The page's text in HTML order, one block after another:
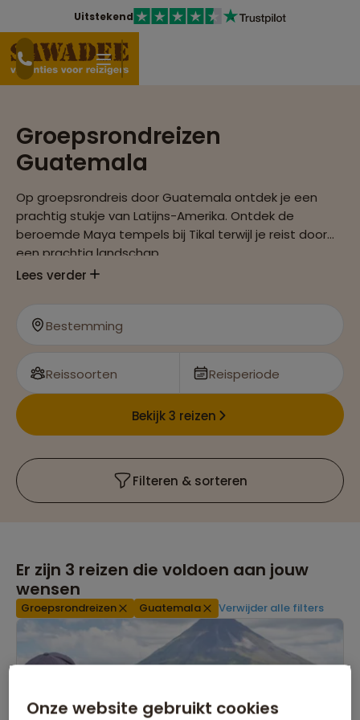
Uitstekend
Groepsrondreizen
Guatemala
Op groepsrondreis door Guatemala ontdek je een
prachtig stukje van Latijns-Amerika. Ontdek de
beroemde Maya tempels bij Tikal terwijl je reist door
een prachtig landschap.
Lees verder
Bestemming
Reissoorten Reisperiode
Bekijk 3 reizen
Filteren & sorteren
Er zijn 3 reizen die voldoen aan jouw
wensen
Groepsrondreizen Guatemala Verwijder alle filters
Onze website gebruikt cookies